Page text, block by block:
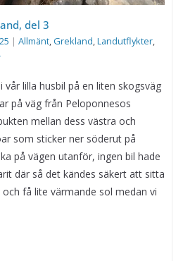
del 3
| Allmänt, Grekland,Landutflykter,
vår lilla husbil på en liten skogsväg
på väg från Peloponnesos
mellan dess västra och
som sticker ner söderut på
på vägen utanför, ingen bil hade
där så det kändes säkert att sitta
få lite värmande sol medan vi